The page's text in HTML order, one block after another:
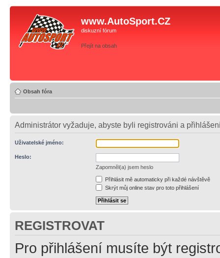
www.AutoSport.CZ
diskuzní fórum
Přejít na obsah
Obsah fóra
Administrátor vyžaduje, abyste byli registrováni a
Uživatelské jméno:
Heslo:
Zapomněl(a) jsem heslo
Přihlásit mě automaticky při každé návštěvě
Skrýt můj online stav pro toto přihlášení
REGISTROVAT
Pro přihlášení musíte být